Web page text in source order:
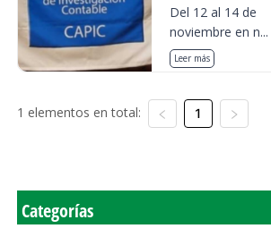
Del 12 al 14 de
noviembre en n...
Leer más
1 elementos en total: 1
Categorías